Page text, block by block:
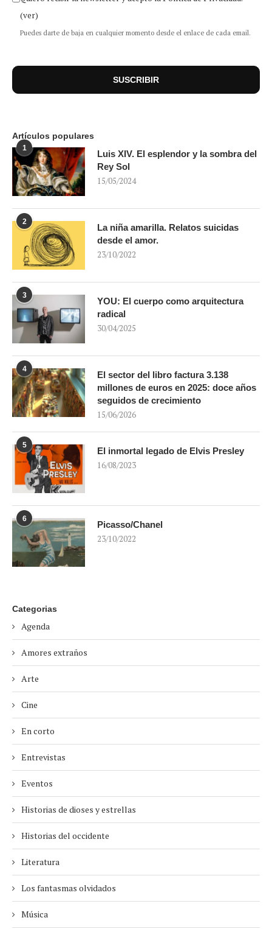
(ver)
Puedes darte de baja en cualquier momento desde el enlace de cada email.
Artículos populares
1
Luis XIV. El esplendor y la sombra del
Rey Sol
15/05/2024
2
La niña amarilla. Relatos suicidas
desde el amor.
23/10/2022
3
YOU: El cuerpo como arquitectura
radical
30/04/2025
4
El sector del libro factura 3.138
millones de euros en 2025: doce años
seguidos de crecimiento
15/06/2026
5
El inmortal legado de Elvis Presley
16/08/2023
6
Picasso/Chanel
23/10/2022
Categorias
Agenda
Amores extraños
Arte
Cine
En corto
Entrevistas
Eventos
Historias de dioses y estrellas
Historias del occidente
Literatura
Los fantasmas olvidados
Música